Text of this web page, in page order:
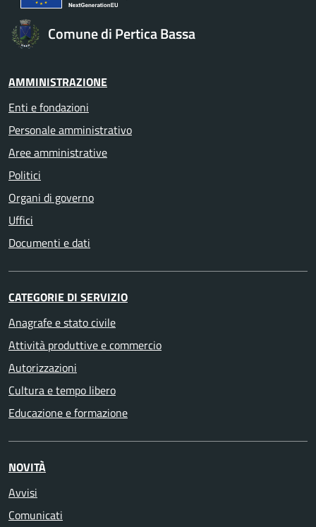
Comune di Pertica Bassa
AMMINISTRAZIONE
Enti e fondazioni
Personale amministrativo
Aree amministrative
Politici
Organi di governo
Uffici
Documenti e dati
CATEGORIE DI SERVIZIO
Anagrafe e stato civile
Attività produttive e commercio
Autorizzazioni
Cultura e tempo libero
Educazione e formazione
NOVITÀ
Avvisi
Comunicati